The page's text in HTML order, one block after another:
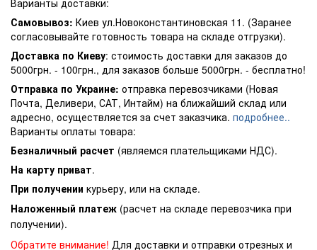
Самовывоз: Киев ул.Новоконстантиновская 11. (Заранее
согласовывайте готовность товара на складе отгрузки).
Доставка по Киеву: стоимость доставки для заказов до
5000грн. - 100грн., для заказов больше 5000грн. - бесплатно!
Отправка по Украине: отправка перевозчиками (Новая
Почта, Деливери, САТ, Интайм) на ближайший склад или
адресно, осуществляется за счет заказчика. подробнее..
Варианты оплаты товара:
Безналичный расчет (являемся плательщиками НДС).
На карту приват.
При получении курьеру, или на складе.
Наложенный платеж (расчет на складе перевозчика при
получении).
Обратите внимание! Для доставки и отправки отрезных и